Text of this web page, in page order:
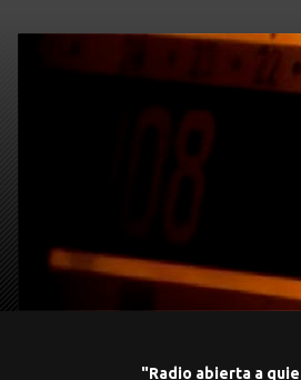
"Radio abierta a